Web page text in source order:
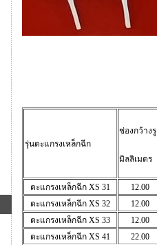
รุ่นตะแกรงเหล็กฉีก
ช่องกว้างรู
มิลลิเมตร
ตะแกรงเหล็กฉีกXS 31 12.00
ตะแกรงเหล็กฉีกXS 32 12.00
ตะแกรงเหล็กฉีกXS 33 12.00
ตะแกรงเหล็กฉีกXS 41 22.00